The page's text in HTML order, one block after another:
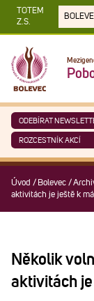
TOTEM
Z.S.
ODEBÍRAT
ROZCESTNÍK AKCÍ
Úvod / Bolevec /
aktivitách je ještě k
Několik
aktivitách